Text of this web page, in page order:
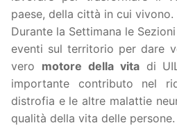
paese, della città in cui vivono.
Durante la Settimana le
eventi sul territorio per dare
vero motore della vitadi
importante contributo nel
distrofia e le altre malattie
qualità della vita delle persone.